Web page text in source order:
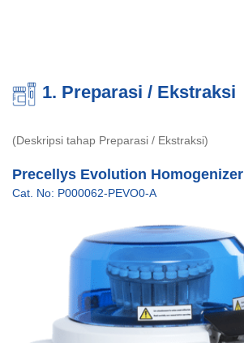
1. Preparasi / Ekstraksi
(Deskripsi tahap Preparasi / Ekstraksi)
Precellys Evolution Homogenizer
Cat. No: P000062-PEVO0-A